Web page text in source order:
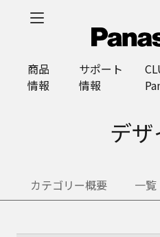
プ
商品
情報
サポート
情報
デ
カテゴリー概要 一覧